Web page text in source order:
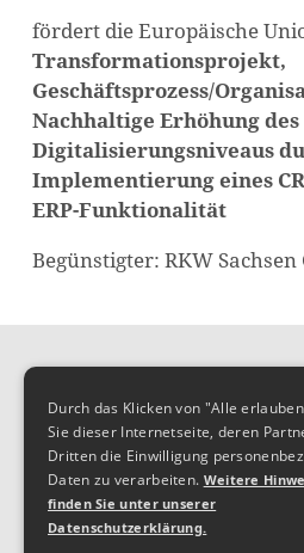
fördert die Europäische
Transformationsprojekt,
Geschäftsprozess/
Nachhaltige Erhöhung des
Digitalisierungsniveaus
Implementierung eines
ERP-Funktionalität
Begünstigter: RKW Sachsen
Durch das Klicken von "Alle
Sie dieser Internetseite, deren
Dritten die Einwilligung
Daten zu verarbeiten. Weitere
finden Sie unter unserer
Datenschutzerklärung.